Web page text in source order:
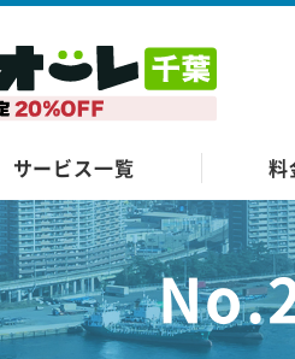
サービス一覧 料